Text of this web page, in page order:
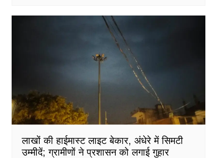
लाखों की हाईमास्ट लाइट बेकार, अंधेरे में सिमटी
उम्मीदें; ग्रामीणों ने प्रशासन को लगाई गुहार